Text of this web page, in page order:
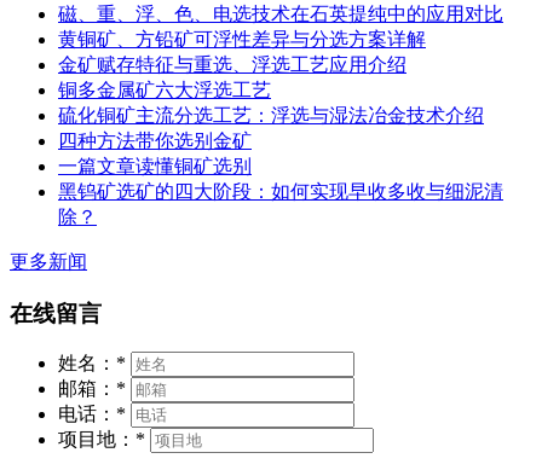
磁、重、浮、色、电选技术在石英提纯中的应用对比
黄铜矿、方铅矿可浮性差异与分选方案详解
金矿赋存特征与重选、浮选工艺应用介绍
铜多金属矿六大浮选工艺
硫化铜矿主流分选工艺：浮选与湿法冶金技术介绍
四种方法带你选别金矿
一篇文章读懂铜矿选别
黑钨矿选矿的四大阶段：如何实现早收多收与细泥清
除？
更多新闻
在线留言
姓名： *
邮箱： *
电话： *
项目地： *